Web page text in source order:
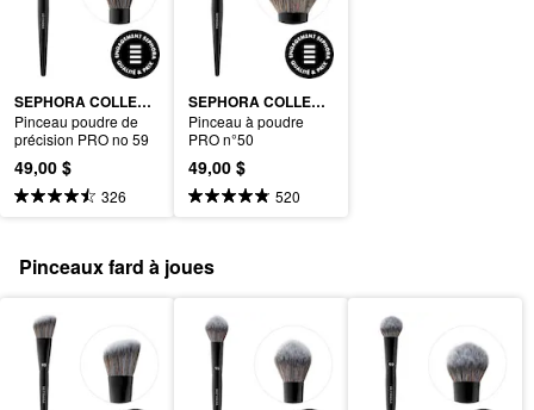
SEPHORA COLLECTION
Pinceau poudre de
précision PRO no 59
49,00 $
326
SEPHORA COLLECTION
Pinceau à poudre
PRO n°50
49,00 $
520
Pinceaux fard à joues